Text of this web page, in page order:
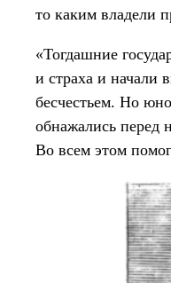
то каким владели
«Тогдашние
и страха и начали
бесчестьем. Но
обнажались перед
Во всем этом